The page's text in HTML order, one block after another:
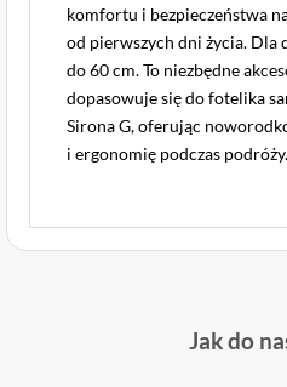
komfortu i bezpieczeństwa
od pierwszych dni życia. Dla
do 60 cm. To niezbędne
dopasowuje się do fotelika
Sirona G, oferując
i ergonomię podczas podróży.
Jak do